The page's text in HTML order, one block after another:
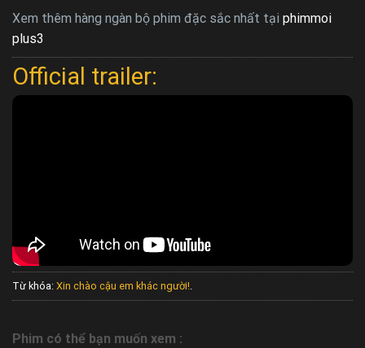
Xem thêm hàng ngàn bộ phim đặc sắc nhất tại phimmoi
plus3
Official trailer:
Từ khóa: Xin chào cậu em khác người!
Phim có thể bạn muốn xem :